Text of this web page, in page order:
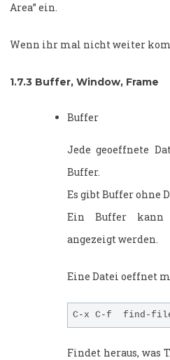
Area” ein.
Wenn ihr mal nicht weiter
1.7.3 Buffer, Window, Frame
Buffer
Jede geoeffnete
Buffer.
Es gibt Buffer ohne
Ein Buffer kann
angezeigt werden.
Eine Datei oeffnet
Findet heraus, was